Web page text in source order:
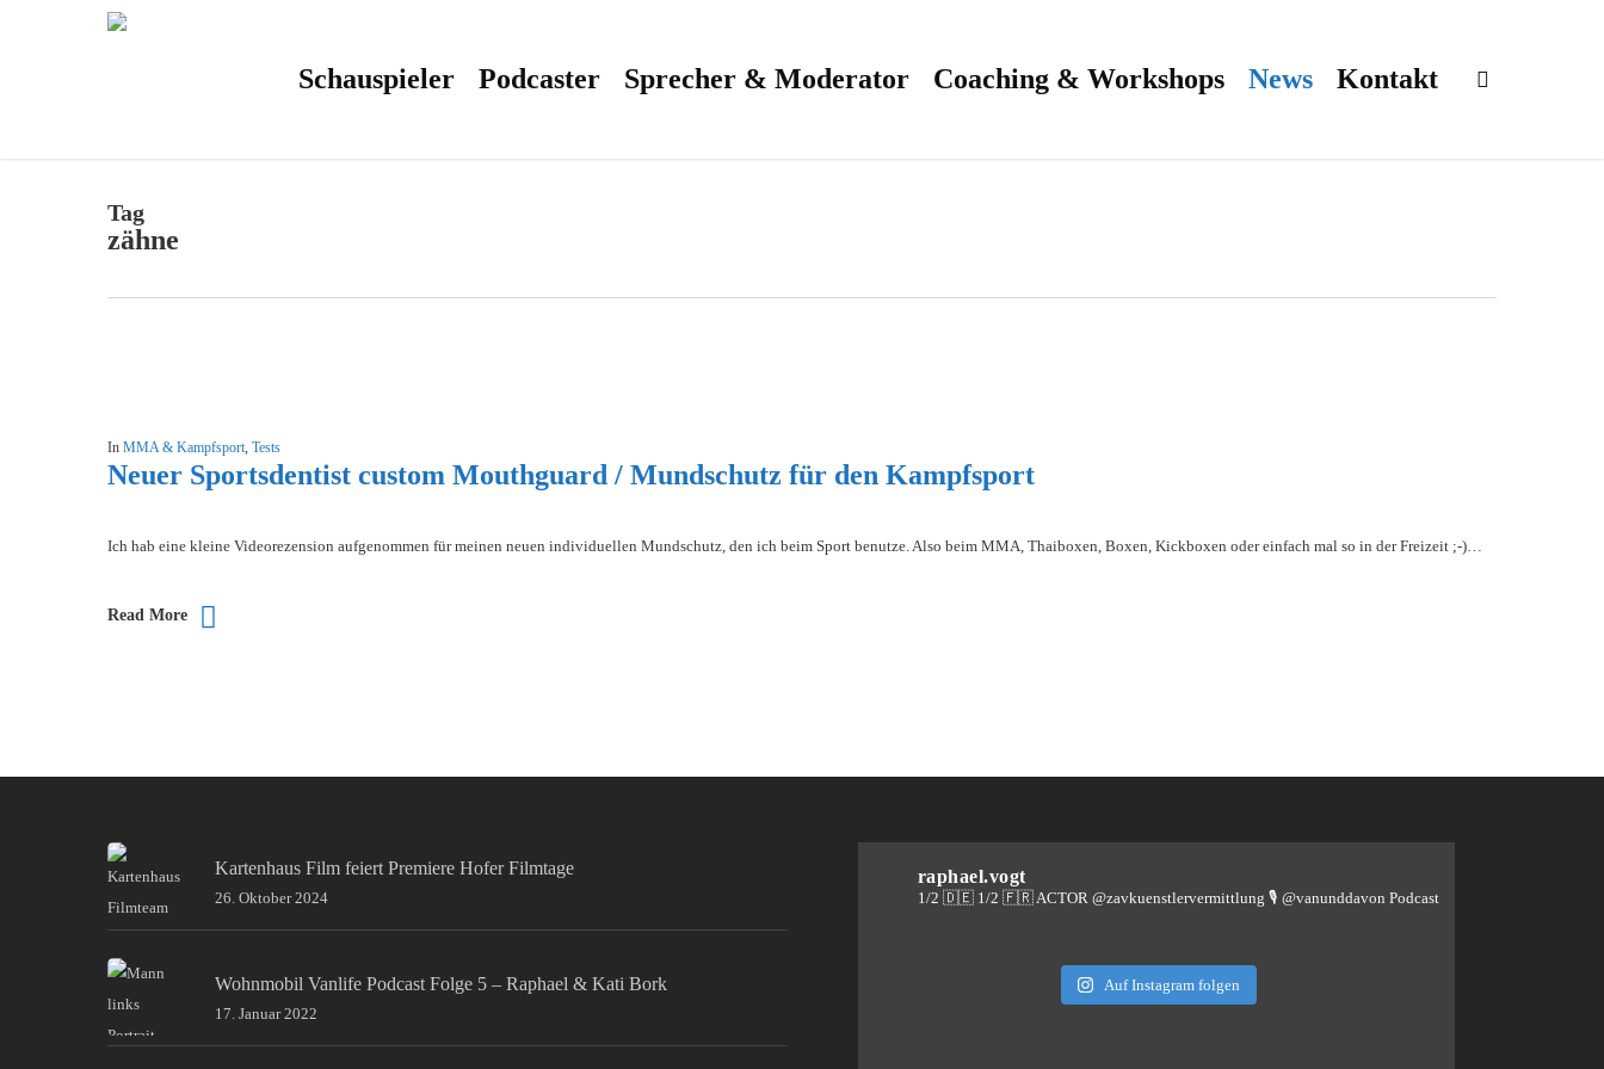
Schauspieler Podcaster Sprecher & Moderator Coaching & Workshops News Kontakt
Tag
zähne
In MMA & Kampfsport, Tests
Neuer Sportsdentist custom Mouthguard / Mundschutz für den Kampfsport
Ich hab eine kleine Videorezension aufgenommen für meinen neuen individuellen Mundschutz, den ich beim Sport benutze. Also beim MMA, Thaiboxen, Boxen, Kickboxen oder einfach mal so in der Freizeit ;-)…
Read More
Kartenhaus Film feiert Premiere Hofer Filmtage
26. Oktober 2024
Wohnmobil Vanlife Podcast Folge 5 – Raphael & Kati Bork
17. Januar 2022
raphael.vogt
1/2 🇩🇪 1/2 🇫🇷 ACTOR @zavkuenstlervermittlung 🎙️ @vanunddavon Podcast
Auf Instagram folgen